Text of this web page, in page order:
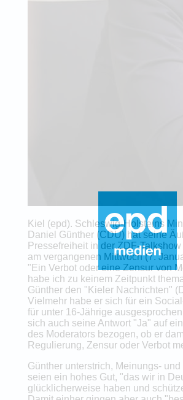
Kiel (epd). Schleswig-Holsteins
Daniel Günther (CDU) hat seine
Pressefreiheit in der ZDF-
am vergangenen Mittwoch (7.
"Ein Verbot oder eine Zensur von
habe ich zu keinem Zeitpunkt
Günther den "Kieler Nachrichten"
Vielmehr habe er sich für ein
für unter 16-Jährige
sich auch seine Antwort "Ja" auf
des Moderators bezogen, ob er
Regulierung, Zensur oder Verbot
Günther unterstrich, Meinungs-
seien ein hohes Gut, "das wir in
glücklicherweise haben und